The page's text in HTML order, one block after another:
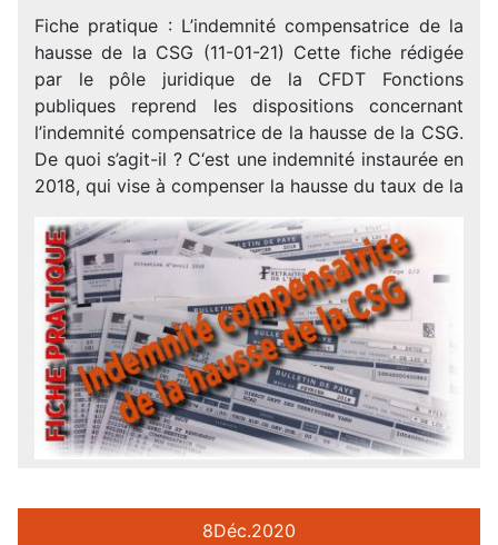
Fiche pratique : L’indemnité compensatrice de la
hausse de la CSG (11-01-21) Cette fiche rédigée
par le pôle juridique de la CFDT Fonctions
publiques reprend les dispositions concernant
l’indemnité compensatrice de la hausse de la CSG.
De quoi s’agit-il ? C‘est une indemnité instaurée en
2018, qui vise à compenser la hausse du taux de la
8Déc.2020